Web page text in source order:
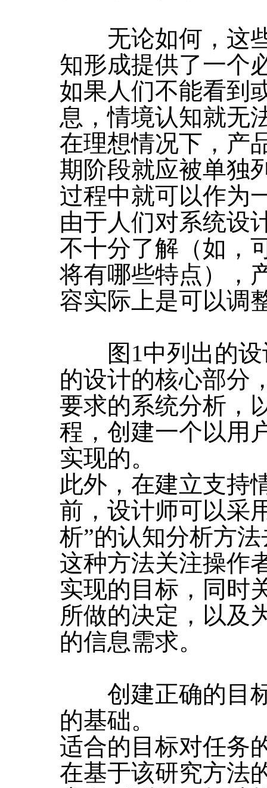
无论如何，这些
知形成提供了一个
如果人们不能看到
息，情境认知就无
在理想情况下，产
期阶段就应被单独
过程中就可以作为
由于人们对系统设
不十分了解（如，
将有哪些特点），
容实际上是可以调
图1中列出的设
的设计的核心部分
要求的系统分析，
程，创建一个以用
实现的。
此外，在建立支持
前，设计师可以采
析”的认知分析方
这种方法关注操作
实现的目标，同时
所做的决定，以及
的信息需求。
创建正确的目标
的基础。
适合的目标对任务
在基于该研究方法